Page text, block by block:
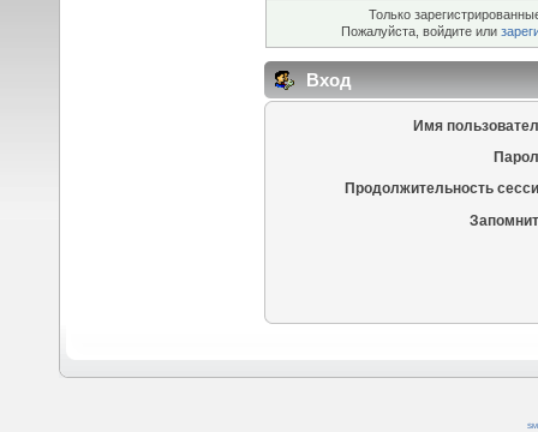
Только
Пожалуйста, войдите или
Вход
Имя
Продолжительность